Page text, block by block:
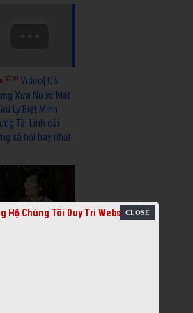
5739Video] Cải
Xưa Nước Mắt
Ly Biệt Minh
Tài Linh cải
xã hội hay nhất
Hộ Chúng Tôi Duy Trì Website